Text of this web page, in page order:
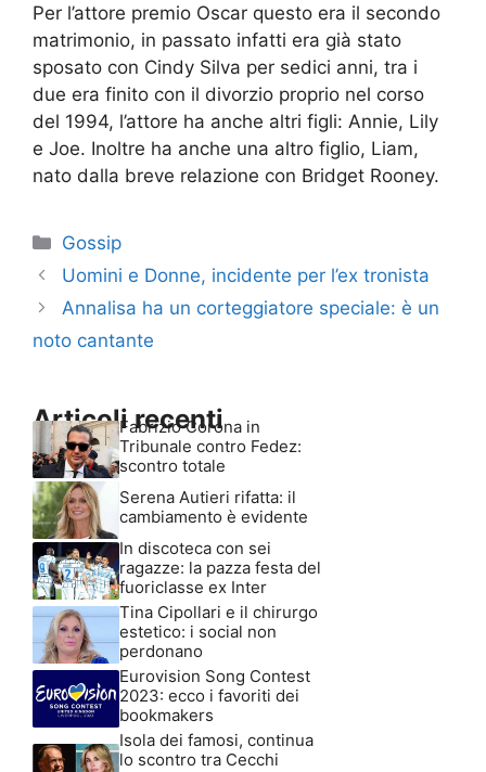
Per l’attore premio Oscar questo era il secondo
matrimonio, in passato infatti era già stato
sposato con Cindy Silva per sedici anni, tra i
due era finito con il divorzio proprio nel corso
del 1994, l’attore ha anche altri figli: Annie, Lily
e Joe. Inoltre ha anche una altro figlio, Liam,
nato dalla breve relazione con Bridget Rooney.
Categorie
Gossip
Uomini e Donne, incidente per l’ex tronista
Annalisa ha un corteggiatore speciale: è un
noto cantante
Articoli recenti
Fabrizio Corona in
Tribunale contro Fedez:
scontro totale
Serena Autieri rifatta: il
cambiamento è evidente
In discoteca con sei
ragazze: la pazza festa del
fuoriclasse ex Inter
Tina Cipollari e il chirurgo
estetico: i social non
perdonano
Eurovision Song Contest
2023: ecco i favoriti dei
bookmakers
Isola dei famosi, continua
lo scontro tra Cecchi